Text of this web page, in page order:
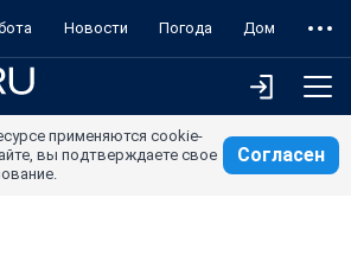
Новости Погода Дом
применяются cookie-
вы подтверждаете свое
Согласен